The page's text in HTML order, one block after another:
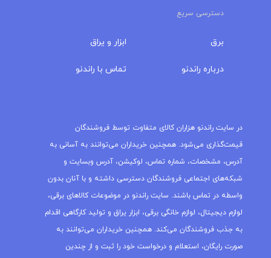
دسترسی سریع
برق
درباره‌ راندنو
ابزار و یراق
تماس با راندنو
در سایت راندنو هزاران کالای متفاوت توسط فروشندگان
قیمت‌گذاری می‌شود. همچنین خریداران می‌توانند به آسانی به
آدرس، مشخصات، شماره تماس، لوکیشن، آدرس وبسایت و
شبکه‌های اجتماعی فروشندگان دسترسی داشته و با آنان بدون
واسطه در تماس باشند. سایت راندنو در موضوعات کالاهای برقی،
لوازم دیجیتال، لوازم خانگی برقی، ابزار یراق و تولید کارگاهی اقدام
به جذب فروشندگان می‌کند. همچنین خریداران می‌توانند به
صورت رایگان، استعلام و درخواست خود را ثبت و از چندین